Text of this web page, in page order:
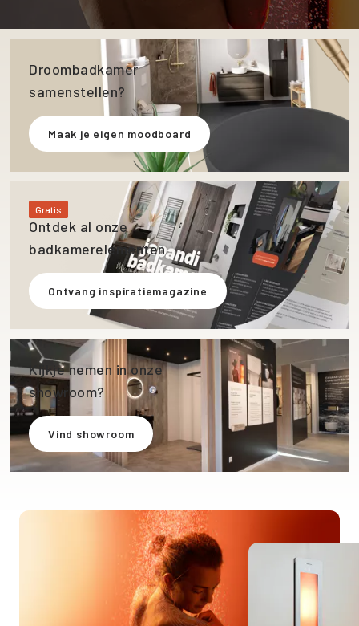
Droombadkamer
samenstellen?
Maak je eigen moodboard
Gratis
Ontdek al onze
badkamerelementen
Ontvang inspiratiemagazine
Kijkje nemen in onze
showroom?
Vind showroom